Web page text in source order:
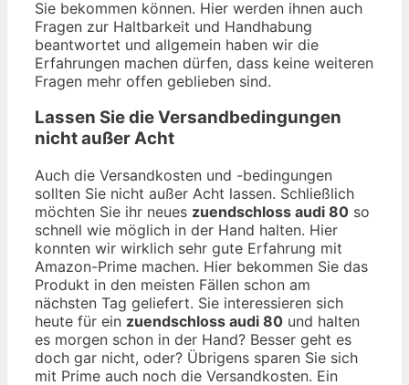
Sie bekommen können. Hier werden ihnen auch
Fragen zur Haltbarkeit und Handhabung
beantwortet und allgemein haben wir die
Erfahrungen machen dürfen, dass keine weiteren
Fragen mehr offen geblieben sind.
Lassen Sie die Versandbedingungen
nicht außer Acht
Auch die Versandkosten und -bedingungen
sollten Sie nicht außer Acht lassen. Schließlich
möchten Sie ihr neues zuendschloss audi 80 so
schnell wie möglich in der Hand halten. Hier
konnten wir wirklich sehr gute Erfahrung mit
Amazon-Prime machen. Hier bekommen Sie das
Produkt in den meisten Fällen schon am
nächsten Tag geliefert. Sie interessieren sich
heute für ein zuendschloss audi 80 und halten
es morgen schon in der Hand? Besser geht es
doch gar nicht, oder? Übrigens sparen Sie sich
mit Prime auch noch die Versandkosten. Ein